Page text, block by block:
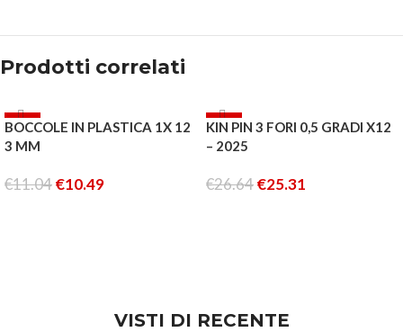
Prodotti correlati
-5%
BOCCOLE IN PLASTICA 1X 12
3 MM
€11.04€10.49
-5%
ESAURITO
KIN PIN 3 FORI 0,5 GRADI X12
– 2025
€26.64€25.31
VISTI DI RECENTE